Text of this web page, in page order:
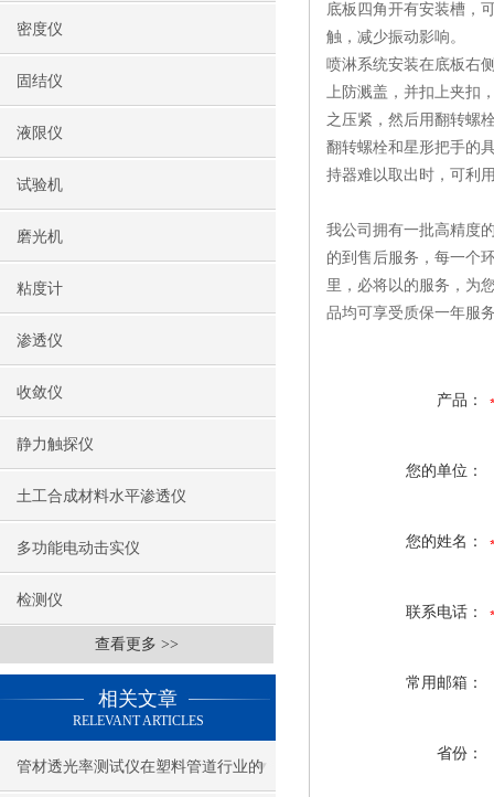
密度仪
固结仪
液限仪
试验机
磨光机
粘度计
渗透仪
收敛仪
静力触探仪
土工合成材料水平渗透仪
多功能电动击实仪
检测仪
查看更多 >>
相关文章
RELEVANT ARTICLES
管材透光率测试仪在塑料管道行业的
底板四角开有安装槽，
触，减少振动影响。
喷淋系统安装在底板右
上防溅盖，并扣上夹扣
之压紧，然后用翻转螺
翻转螺栓和星形把手的
持器难以取出时，可利
我公司拥有一批高精度
的到售后服务，每一个
里，必将以的服务，为
品均可享受质保一年服
产品：
您的单位：
您的姓名：
联系电话：
常用邮箱：
省份：